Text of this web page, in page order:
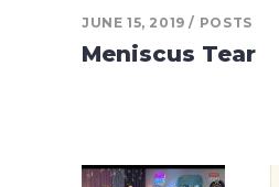
JUNE 15, 2019 POSTS
Meniscus Tear